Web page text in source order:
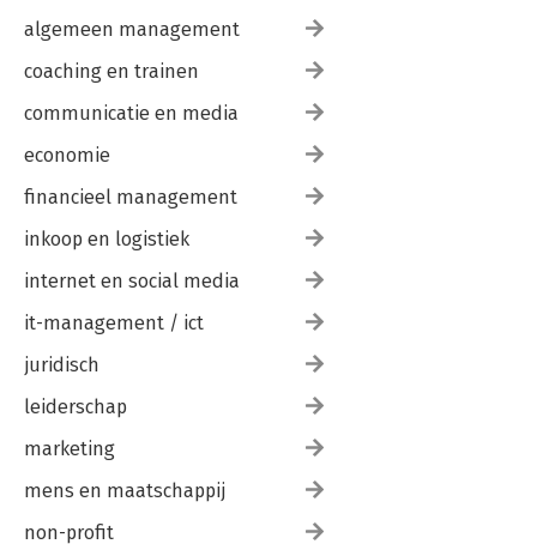
algemeen management
coaching en trainen
communicatie en media
economie
financieel management
inkoop en logistiek
internet en social media
it-management / ict
juridisch
leiderschap
marketing
mens en maatschappij
non-profit